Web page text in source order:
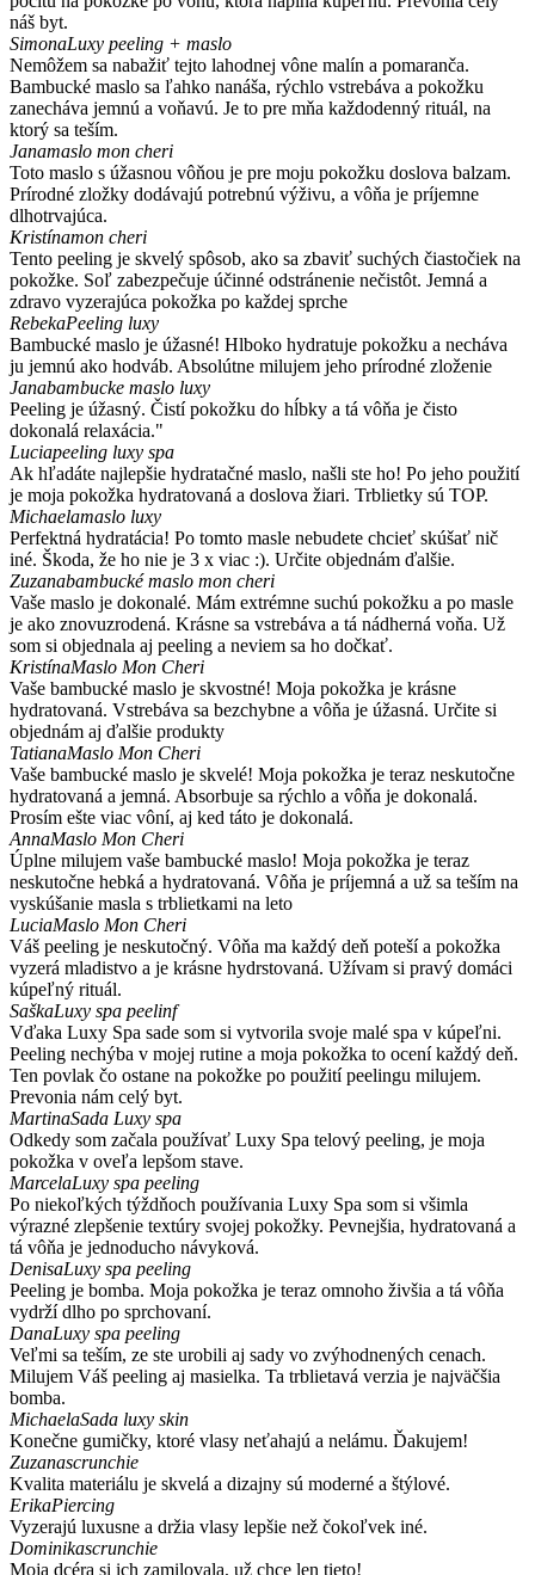
náš byt.
SimonaLuxy peeling + maslo
Nemôžem sa nabažiť tejto lahodnej vône malín a pomaranča.
Bambucké maslo sa ľahko nanáša, rýchlo vstrebáva a pokožku
zanecháva jemnú a voňavú. Je to pre mňa každodenný rituál, na
ktorý sa teším.
Janamaslo mon cheri
Toto maslo s úžasnou vôňou je pre moju pokožku doslova balzam.
Prírodné zložky dodávajú potrebnú výživu, a vôňa je príjemne
dlhotrvajúca.
Kristínamon cheri
Tento peeling je skvelý spôsob, ako sa zbaviť suchých čiastočiek na
pokožke. Soľ zabezpečuje účinné odstránenie nečistôt. Jemná a
zdravo vyzerajúca pokožka po každej sprche
RebekaPeeling luxy
Bambucké maslo je úžasné! Hlboko hydratuje pokožku a necháva
ju jemnú ako hodváb. Absolútne milujem jeho prírodné zloženie
Janabambucke maslo luxy
Peeling je úžasný. Čistí pokožku do hĺbky a tá vôňa je čisto
dokonalá relaxácia."
Luciapeeling luxy spa
Ak hľadáte najlepšie hydratačné maslo, našli ste ho! Po jeho použití
je moja pokožka hydratovaná a doslova žiari. Trblietky sú TOP.
Michaelamaslo luxy
Perfektná hydratácia! Po tomto masle nebudete chcieť skúšať nič
iné. Škoda, že ho nie je 3 x viac :). Určite objednám ďalšie.
Zuzanabambucké maslo mon cheri
Vaše maslo je dokonalé. Mám extrémne suchú pokožku a po masle
je ako znovuzrodená. Krásne sa vstrebáva a tá nádherná voňa. Už
som si objednala aj peeling a neviem sa ho dočkať.
KristínaMaslo Mon Cheri
Vaše bambucké maslo je skvostné! Moja pokožka je krásne
hydratovaná. Vstrebáva sa bezchybne a vôňa je úžasná. Určite si
objednám aj ďalšie produkty
TatianaMaslo Mon Cheri
Vaše bambucké maslo je skvelé! Moja pokožka je teraz neskutočne
hydratovaná a jemná. Absorbuje sa rýchlo a vôňa je dokonalá.
Prosím ešte viac vôní, aj ked táto je dokonalá.
AnnaMaslo Mon Cheri
Úplne milujem vaše bambucké maslo! Moja pokožka je teraz
neskutočne hebká a hydratovaná. Vôňa je príjemná a už sa teším na
vyskúšanie masla s trblietkami na leto
LuciaMaslo Mon Cheri
Váš peeling je neskutočný. Vôňa ma každý deň poteší a pokožka
vyzerá mladistvo a je krásne hydrstovaná. Užívam si pravý domáci
kúpeľný rituál.
SaškaLuxy spa peelinf
Vďaka Luxy Spa sade som si vytvorila svoje malé spa v kúpeľni.
Peeling nechýba v mojej rutine a moja pokožka to ocení každý deň.
Ten povlak čo ostane na pokožke po použití peelingu milujem.
Prevonia nám celý byt.
MartinaSada Luxy spa
Odkedy som začala používať Luxy Spa telový peeling, je moja
pokožka v oveľa lepšom stave.
MarcelaLuxy spa peeling
Po niekoľkých týždňoch používania Luxy Spa som si všimla
výrazné zlepšenie textúry svojej pokožky. Pevnejšia, hydratovaná a
tá vôňa je jednoducho návyková.
DenisaLuxy spa peeling
Peeling je bomba. Moja pokožka je teraz omnoho živšia a tá vôňa
vydrží dlho po sprchovaní.
DanaLuxy spa peeling
Veľmi sa teším, ze ste urobili aj sady vo zvýhodnených cenach.
Milujem Váš peeling aj masielka. Ta trblietavá verzia je najväčšia
bomba.
MichaelaSada luxy skin
Konečne gumičky, ktoré vlasy neťahajú a nelámu. Ďakujem!
Zuzanascrunchie
Kvalita materiálu je skvelá a dizajny sú moderné a štýlové.
ErikaPiercing
Vyzerajú luxusne a držia vlasy lepšie než čokoľvek iné.
Dominikascrunchie
Moja dcéra si ich zamilovala, už chce len tieto!